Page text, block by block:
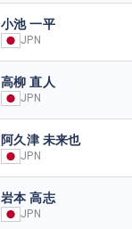
小池 一平
JPN
高柳 直人
JPN
阿久津 未来也
JPN
岩本 高志
JPN